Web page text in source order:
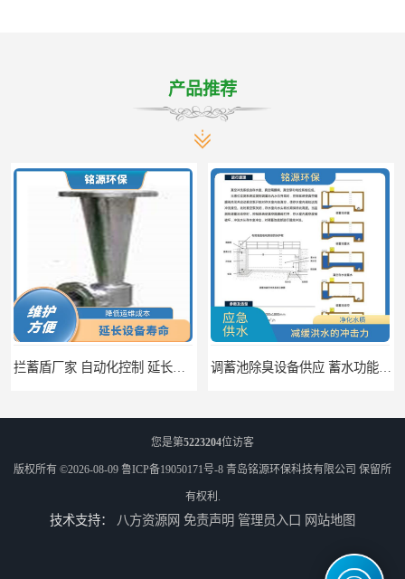
产品推荐
您是第5223204位访客
版权所有 ©2026-08-09 鲁ICP备19050171号-8 青岛铭源环保科技有限公司 保留所
有权利.
技术支持： 八方资源网 免责声明 管理员入口 网站地图